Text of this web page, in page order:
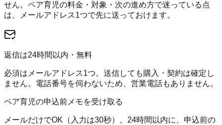
せん。 ペア育児の料金・対象・次の進め方で迷っている点
は、メールアドレス1つで先に送っておけます。
返信は24時間以内・無料
必須はメールアドレス1つ。送信しても購入・契約は確定し
ません。電話番号を伺わないため、営業電話もありません。
ペア育児の申込前メモを受け取る
メールだけでOK（入力は30秒）。24時間以内に、申込前の